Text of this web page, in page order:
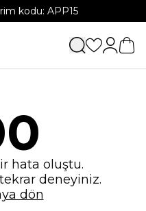
kodu: APP15
hata oluştu.
deneyiniz.
dön